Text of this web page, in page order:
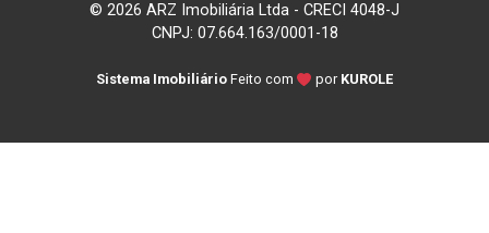
© 2026 ARZ Imobiliária Ltda - CRECI 4048-J
CNPJ: 07.664.163/0001-18
Sistema Imobiliário Feito com por KUROLE